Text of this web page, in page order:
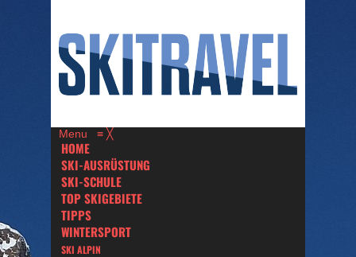
Menu ≡ ╳
HOME
SKI-AUSRÜSTUNG
SKI-SCHULE
TOP SKIGEBIETE
TIPPS
WINTERSPORT
SKI ALPIN